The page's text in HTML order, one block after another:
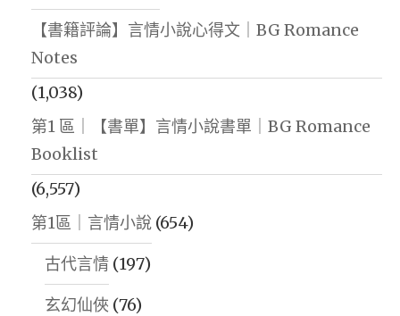
【書籍評論】言情小說心得文｜BG Romance
Notes
(1,038)
第1 區｜【書單】言情小說書單｜BG Romance
Booklist
(6,557)
第1區｜言情小說 (654)
古代言情 (197)
玄幻仙俠 (76)